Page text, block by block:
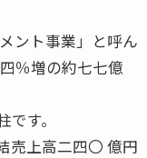
ント事業」と呼ん
％増の約七七億
す。
売上高二四〇 億円